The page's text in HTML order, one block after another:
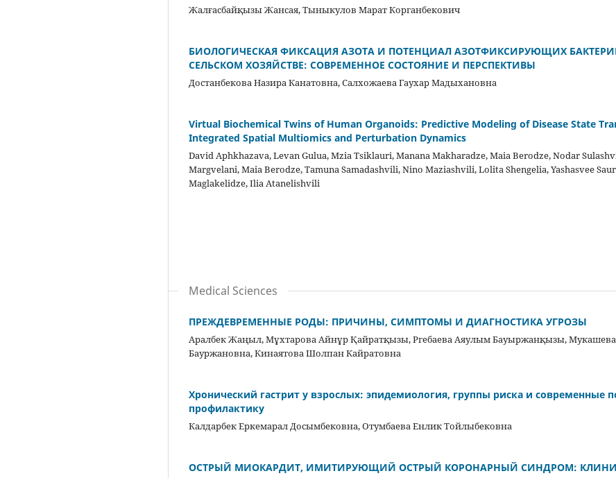
Жалғасбайқызы Жансая, Тыныкулов Марат Корганбекович
БИОЛОГИЧЕСКАЯ ФИКСАЦИЯ АЗОТА И ПОТЕНЦИАЛ АЗОТФИКСИРУЮЩИХ
СЕЛЬСКОМ ХОЗЯЙСТВЕ: СОВРЕМЕННОЕ СОСТОЯНИЕ И ПЕРСПЕКТИВЫ
Достанбекова Назира Канатовна, Салхожаева Гаухар Мадыхановна
Virtual Biochemical Twins of Human Organoids: Predictive Modeling of Disease State
Integrated Spatial Multiomics and Perturbation Dynamics
David Aphkhazava, Levan Gulua, Mzia Tsiklauri, Manana Makharadze, Maia Berodze, Nodar
Margvelani, Maia Berodze, Tamuna Samadashvili, Nino Maziashvili, Lolita Shengelia, Yashasvee
Maglakelidze, Ilia Atanelishvili
Medical Sciences
ПРЕЖДЕВРЕМЕННЫЕ РОДЫ: ПРИЧИНЫ, СИМПТОМЫ И ДИАГНОСТИКА УГРОЗЫ
Аралбек Жаңыл, Мұхтарова Айнұр Қайратқызы, Ргебаева Аяулым Бауыржанқызы,
Бауржановна, Кинаятова Шолпан Кайратовна
Хронический гастрит у взрослых: эпидемиология, группы риска и современные
профилактику
Калдарбек Еркемарал Досымбековна, Отумбаева Енлик Тойлыбековна
ОСТРЫЙ МИОКАРДИТ, ИМИТИРУЮЩИЙ ОСТРЫЙ КОРОНАРНЫЙ СИНДРОМ: